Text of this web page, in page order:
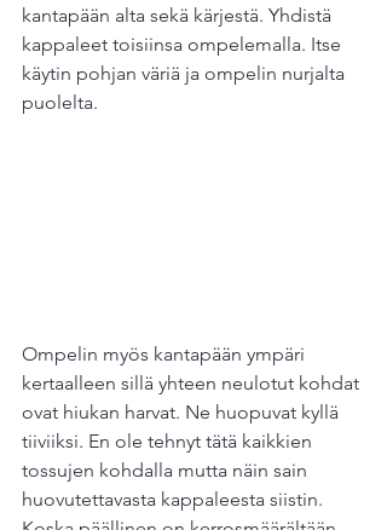
kantapään alta sekä kärjestä. Yhdistä
kappaleet toisiinsa ompelemalla. Itse
käytin pohjan väriä ja ompelin nurjalta
puolelta.
Ompelin myös kantapään ympäri
kertaalleen sillä yhteen neulotut kohdat
ovat hiukan harvat. Ne huopuvat kyllä
tiiviiksi. En ole tehnyt tätä kaikkien
tossujen kohdalla mutta näin sain
huovutettavasta kappaleesta siistin.